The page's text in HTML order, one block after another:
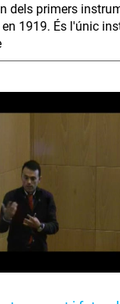
dels primers
1919. És l'únic